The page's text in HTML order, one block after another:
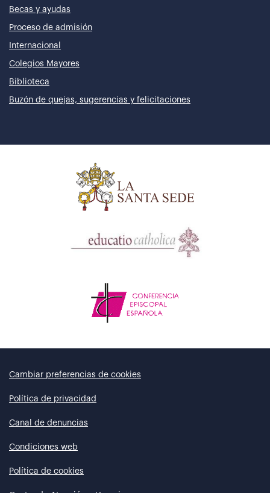
Becas y ayudas
Proceso de admisión
Internacional
Colegios Mayores
Biblioteca
Buzón de quejas, sugerencias y felicitaciones
Cambiar preferencias de cookies
Política de privacidad
Canal de denuncias
Condiciones web
Política de cookies